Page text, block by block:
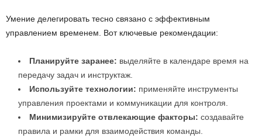
Умение делегировать тесно связано с эффективным
управлением временем. Вот ключевые рекомендации:
Планируйте заранее: выделяйте в календаре время на
передачу задач и инструктаж.
Используйте технологии: применяйте инструменты
управления проектами и коммуникации для контроля.
Минимизируйте отвлекающие факторы: создавайте
правила и рамки для взаимодействия команды.